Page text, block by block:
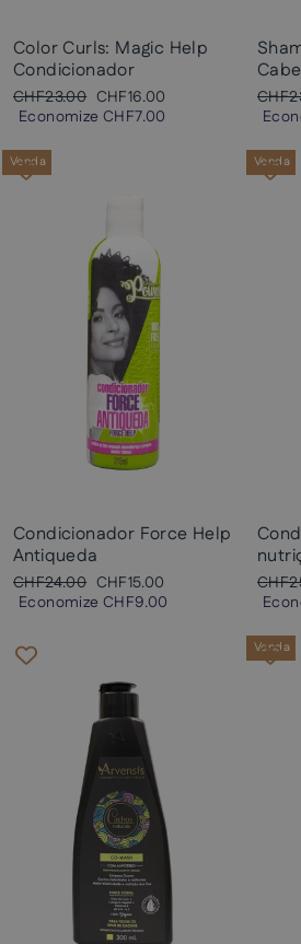
Color Curls: Magic Help
Condicionador
Preço
normal
CHF23.00 Preço
promocional
CHF16.00
EconomizeCHF7.00
Preço
Venda
Condicionador Force Help
Antiqueda
Preço
normal
CHF24.00 Preço
promocional
CHF15.00
EconomizeCHF9.00
Venda
Preço
Venda